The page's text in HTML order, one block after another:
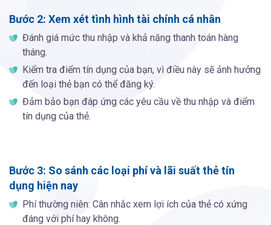
Bước 2: Xem xét tình hình tài chính cá nhân
Đánh giá mức thu nhập và khả năng thanh toán hàng
tháng.
Kiểm tra điểm tín dụng của bạn, vì điều này sẽ ảnh hưởng
đến loại thẻ bạn có thể đăng ký.
Đảm bảo bạn đáp ứng các yêu cầu về thu nhập và điểm
tín dụng của thẻ.
Bước 3: So sánh các loại phí và lãi suất thẻ tín
dụng hiện nay
Phí thường niên: Cân nhắc xem lợi ích của thẻ có xứng
đáng với phí hay không.